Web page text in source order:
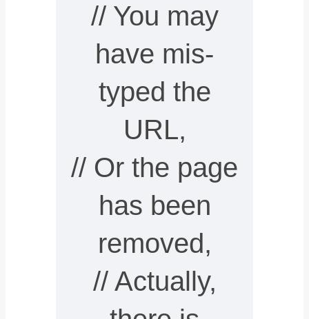
// You may
have mis-
typed the
URL,
// Or the page
has been
removed,
// Actually,